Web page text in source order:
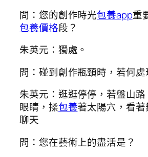
問：您的創作時光包養app重
包養價格段？
朱英元：獨處。
問：碰到創作瓶頸時，若何處
朱英元：逛逛停停，若盤山
眼睛，揉包養著太陽穴，看
聊天
問：您在藝術上的盡活是？